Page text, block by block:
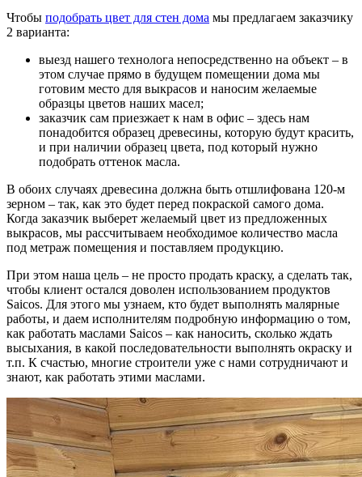
Чтобы подобрать цвет для стен дома мы предлагаем заказчику
2 варианта:
выезд нашего технолога непосредственно на объект – в
этом случае прямо в будущем помещении дома мы
готовим место для выкрасов и наносим желаемые
образцы цветов наших масел;
заказчик сам приезжает к нам в офис – здесь нам
понадобится образец древесины, которую будут красить,
и при наличии образец цвета, под который нужно
подобрать оттенок масла.
В обоих случаях древесина должна быть отшлифована 120-м
зерном – так, как это будет перед покраской самого дома.
Когда заказчик выберет желаемый цвет из предложенных
выкрасов, мы рассчитываем необходимое количество масла
под метраж помещения и поставляем продукцию.
При этом наша цель – не просто продать краску, а сделать так,
чтобы клиент остался доволен использованием продуктов
Saicos. Для этого мы узнаем, кто будет выполнять малярные
работы, и даем исполнителям подробную информацию о том,
как работать маслами Saicos – как наносить, сколько ждать
высыхания, в какой последовательности выполнять окраску и
т.п. К счастью, многие строители уже с нами сотрудничают и
знают, как работать этими маслами.